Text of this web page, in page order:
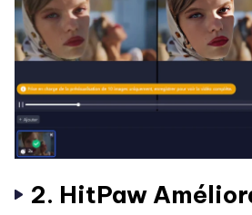
2. HitPaw